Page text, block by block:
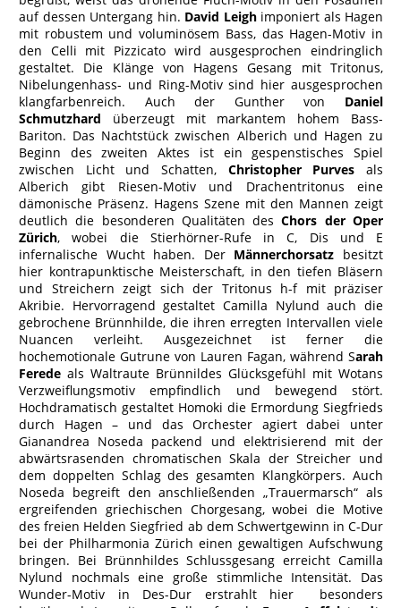
auf dessen Untergang hin. David Leighimponiert als Hagen
mit robustem und voluminösem Bass, das Hagen-Motiv in
den Celli mit Pizzicato wird ausgesprochen eindringlich
gestaltet. Die Klänge von Hagens Gesang mit Tritonus,
Nibelungenhass- und Ring-Motiv sind hier ausgesprochen
klangfarbenreich. Auch der Gunther von Daniel
Schmutzhard überzeugt mit markantem hohem Bass-
Bariton. Das Nachtstück zwischen Alberich und Hagen zu
Beginn des zweiten Aktes ist ein gespenstisches Spiel
zwischen Licht und Schatten, Christopher Purves als
Alberich gibt Riesen-Motiv und Drachentritonus eine
dämonische Präsenz. Hagens Szene mit den Mannen zeigt
deutlich die besonderen Qualitäten des Chors der Oper
Zürich, wobei die Stierhörner-Rufe in C, Dis und E
infernalische Wucht haben. Der Männerchorsatz besitzt
hier kontrapunktische Meisterschaft, in den tiefen Bläsern
und Streichern zeigt sich der Tritonus h-f mit präziser
Akribie. Hervorragend gestaltet Camilla Nylund auch die
gebrochene Brünnhilde, die ihren erregten Intervallen viele
Nuancen verleiht. Ausgezeichnet ist ferner die
hochemotionale Gutrune von Lauren Fagan, während Sarah
Ferede als Waltraute Brünnildes Glücksgefühl mit Wotans
Verzweiflungsmotiv empfindlich und bewegend stört.
Hochdramatisch gestaltet Homoki die Ermordung Siegfrieds
durch Hagen – und das Orchester agiert dabei unter
Gianandrea Noseda packend und elektrisierend mit der
abwärtsrasenden chromatischen Skala der Streicher und
dem doppelten Schlag des gesamten Klangkörpers. Auch
Noseda begreift den anschließenden „Trauermarsch“ als
ergreifenden griechischen Chorgesang, wobei die Motive
des freien Helden Siegfried ab dem Schwertgewinn in C-Dur
bei der Philharmonia Zürich einen gewaltigen Aufschwung
bringen. Bei Brünnhildes Schlussgesang erreicht Camilla
Nylund nochmals eine große stimmliche Intensität. Das
Wunder-Motiv in Des-Dur erstrahlt hier besonders